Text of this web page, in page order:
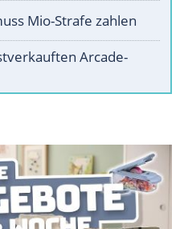
Mio-Strafe zahlen
Arcade-